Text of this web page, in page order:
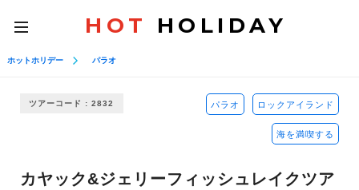
toggle
navigation
HOT HOLIDAY
ホットホリデー パラオ
ツアーコード : 2832 パラオ ロックアイランド
海を満喫する
カヤック&ジェリーフィッシュレイクツア